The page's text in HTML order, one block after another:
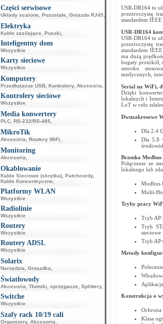
Części serwisowe
Układy scalone Pozostałe Gniazda RJ45,
Elektryka
Kable zasilające Puszki
Inteligentny dom
Wszystkie
Karty sieciowe
Wszystkie
Komputery
Przedłużacze USB, Kontrolery, Akcesoria
Kontrolery sieciowe
Wszystkie
Media konwertery
PLC, RS-232/RS-485,
MikroTik
Akcesoria Routery WiFi
Monitoring
Akcesoria
Okablowanie
Kable Sieciowe (skrętka), Patchcordy,
Kable Koncentryczne
Platformy WLAN
Wszystkie
Radiolinie
Wszystkie
Routery
Wszystkie
Routery ADSL
Wszystkie
Solarix
Narzędzia Gniazdka
Światłowody
Akcesoria Tłumiki, sprzęgacze Splittery,
Switche
Wszystkie
Szafy rack 10/19 cali
Organizery, Akcesoria
USR-DR164 to
przezroczystą
standardem
USR-DR164
USR-DR164 to
przezroczystą
standardem
ma dużą
bogaty protokół,
szeroko
medycznych,
Serial na WiFi,
Dzięki
lokalnych i
LoT w celu
Dwuzakresowe
Dla 2.4
Dla 5.8
Bramka Modbus
Połączenie ze
lokalnego lub
Modbus
Multi-
Tryby pracy
Tryb
Tryb
sieciowe
Tryb
Metody
Konstrukcja o
Ochrona
Klasa